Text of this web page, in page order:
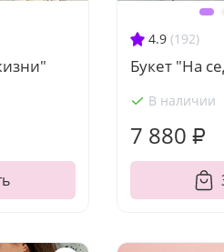
4.9 (192)
Букет "На
В наличии
7 880 ₽